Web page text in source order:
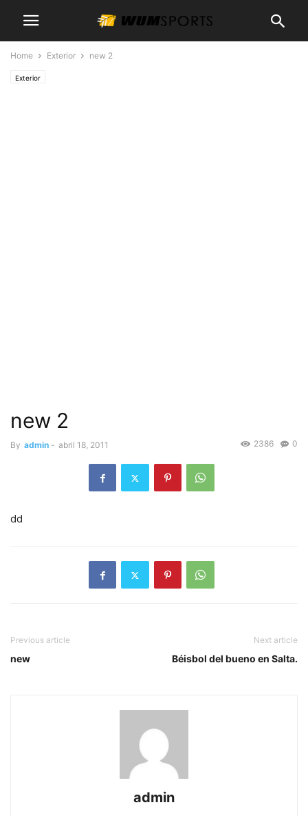
Home Exterior new 2
Exterior
new 2
By admin - abril 18, 2011 0
2386
dd
Previous article
new
Next article
Béisbol del bueno en Salta.
admin